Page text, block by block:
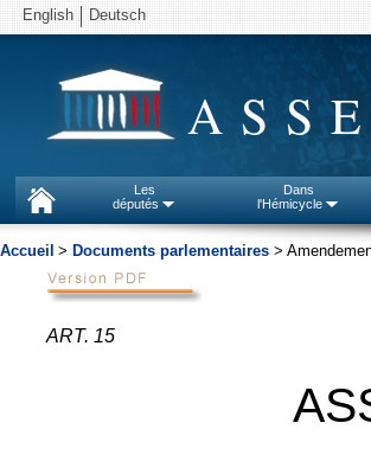
English Deutsch
Les
députés
Dans
l'Hémicycle
Accueil > Documents parlementaires >
ART. 15